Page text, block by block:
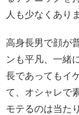
人も少なくあり
高身長男で顔が
ンも平凡、一緒
長であってもイ
て、オシャレで
モテるのは当た